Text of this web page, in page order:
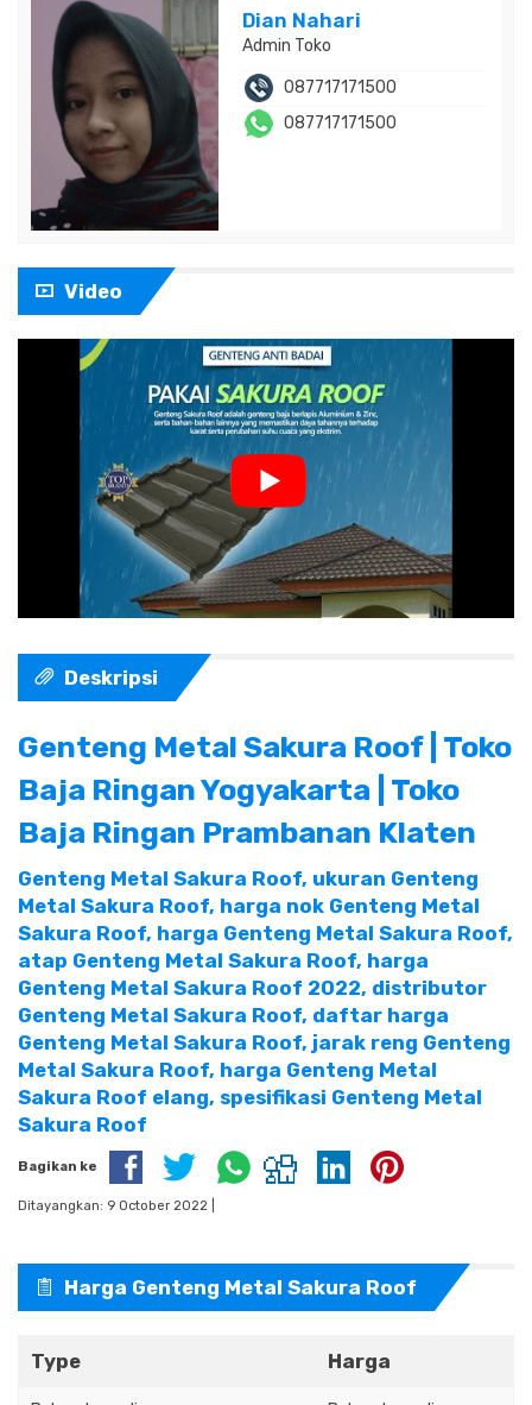
Dian Nahari
Admin Toko
087717171500
087717171500
Video
Deskripsi
Genteng Metal Sakura Roof | Toko
Baja Ringan Yogyakarta | Toko
Baja Ringan Prambanan Klaten
Genteng Metal Sakura Roof, ukuran Genteng
Metal Sakura Roof, harga nok Genteng Metal
Sakura Roof, harga Genteng Metal Sakura Roof,
atap Genteng Metal Sakura Roof, harga
Genteng Metal Sakura Roof 2022, distributor
Genteng Metal Sakura Roof, daftar harga
Genteng Metal Sakura Roof, jarak reng Genteng
Metal Sakura Roof, harga Genteng Metal
Sakura Roof elang, spesifikasi Genteng Metal
Sakura Roof
Bagikan ke
Ditayangkan: 9 October 2022 |
Harga Genteng Metal Sakura Roof
Type Harga